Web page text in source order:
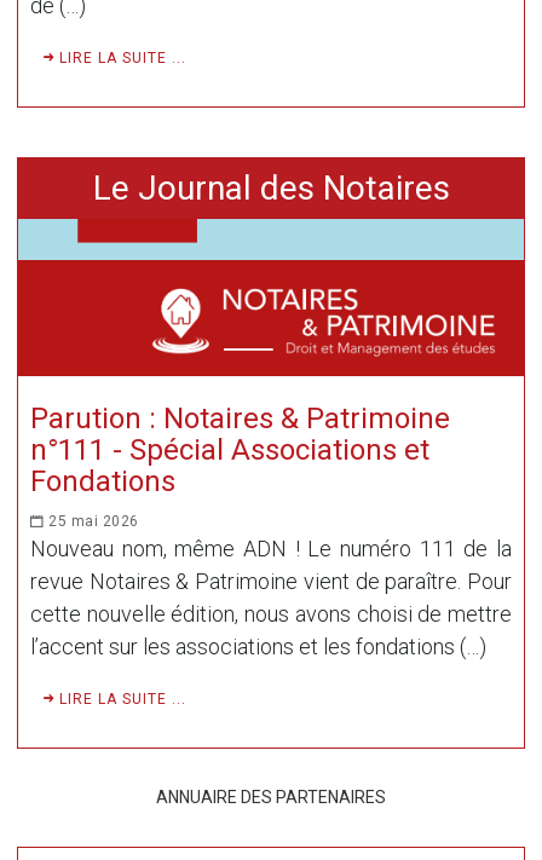
LIRE LA SUITE ...
Le Journal des Notaires
Parution : Notaires & Patrimoine
n°111 - Spécial Associations et
Fondations
25 mai 2026
Nouveau nom, même ADN ! Le numéro 111 de la
revue Notaires & Patrimoine vient de paraître. Pour
cette nouvelle édition, nous avons choisi de mettre
l’accent sur les associations et les fondations (…)
LIRE LA SUITE ...
ANNUAIRE DES PARTENAIRES